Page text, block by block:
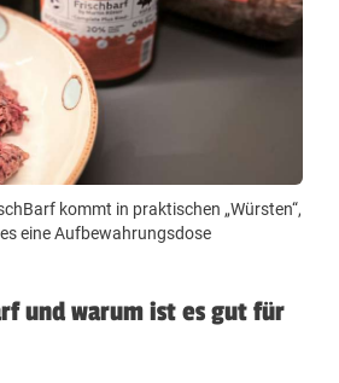
kommt in praktischen „Würsten“,
eine Aufbewahrungsdose
und warum ist es gut für